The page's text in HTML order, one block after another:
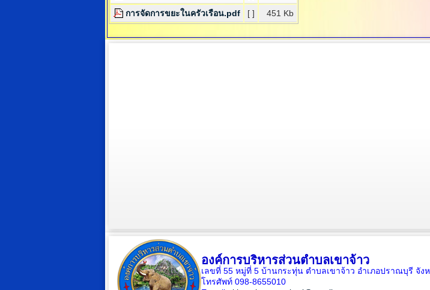
การจัดการขยะในครัวเรือน.pdf
[ ] 451 Kb
องค์การบริหารส่วนตำบลเขาจ้าว
เลขที่ 55 หมู่ที่ 5 บ้านกระทุ่น ตำบลเขาจ้าว อำเภอปราณบุรี จัง
โทรศัพท์ 098-8655010